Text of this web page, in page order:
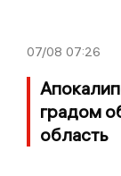
07/08 07:26
градом
область